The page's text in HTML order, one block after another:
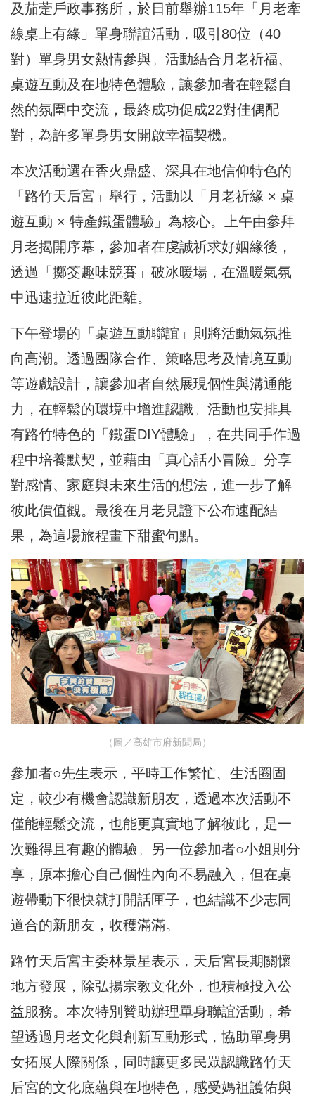
及茄萣戶政事務所，於日前舉辦115年「月老牽
線桌上有緣」單身聯誼活動，吸引80位（40
對）單身男女熱情參與。活動結合月老祈福、
桌遊互動及在地特色體驗，讓參加者在輕鬆自
然的氛圍中交流，最終成功促成22對佳偶配
對，為許多單身男女開啟幸福契機。
本次活動選在香火鼎盛、深具在地信仰特色的
「路竹天后宮」舉行，活動以「月老祈緣 × 桌
遊互動 × 特產鐵蛋體驗」為核心。上午由參拜
月老揭開序幕，參加者在虔誠祈求好姻緣後，
透過「擲筊趣味競賽」破冰暖場，在溫暖氣氛
中迅速拉近彼此距離。
下午登場的「桌遊互動聯誼」則將活動氣氛推
向高潮。透過團隊合作、策略思考及情境互動
等遊戲設計，讓參加者自然展現個性與溝通能
力，在輕鬆的環境中增進認識。活動也安排具
有路竹特色的「鐵蛋DIY體驗」，在共同手作過
程中培養默契，並藉由「真心話小冒險」分享
對感情、家庭與未來生活的想法，進一步了解
彼此價值觀。最後在月老見證下公布速配結
果，為這場旅程畫下甜蜜句點。
（圖／高雄市府新聞局）
參加者○先生表示，平時工作繁忙、生活圈固
定，較少有機會認識新朋友，透過本次活動不
僅能輕鬆交流，也能更真實地了解彼此，是一
次難得且有趣的體驗。另一位參加者○小姐則分
享，原本擔心自己個性內向不易融入，但在桌
遊帶動下很快就打開話匣子，也結識不少志同
道合的新朋友，收穫滿滿。
路竹天后宮主委林景星表示，天后宮長期關懷
地方發展，除弘揚宗教文化外，也積極投入公
益服務。本次特別贊助辦理單身聯誼活動，希
望透過月老文化與創新互動形式，協助單身男
女拓展人際關係，同時讓更多民眾認識路竹天
后宮的文化底蘊與在地特色，感受媽祖護佑與